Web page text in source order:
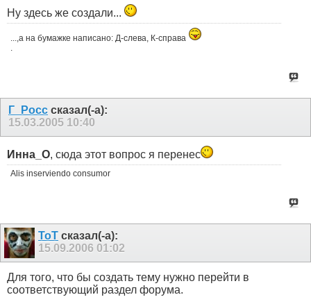
Ну здесь же создали...
...,а на бумажке написано: Д-слева, К-справа
Г_Росс сказал(-а):
15.03.2005 10:40
Инна_О, сюда этот вопрос я перенес
Alis inserviendo consumor
ToT сказал(-а):
15.09.2006 01:02
Для того, что бы создать тему нужно перейти в
соответствующий раздел форума.